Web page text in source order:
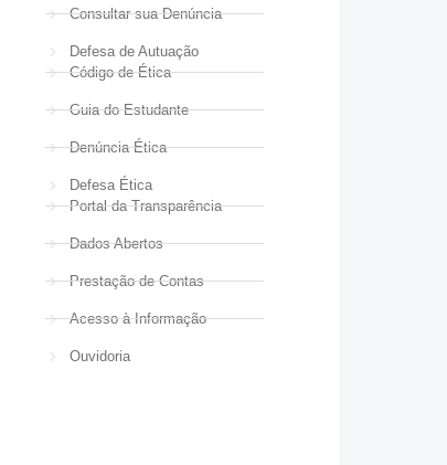
Consultar sua Denúncia
Defesa de Autuação
Código de Ética
Guia do Estudante
Denúncia Ética
Defesa Ética
Portal da Transparência
Dados Abertos
Prestação de Contas
Acesso à Informação
Ouvidoria